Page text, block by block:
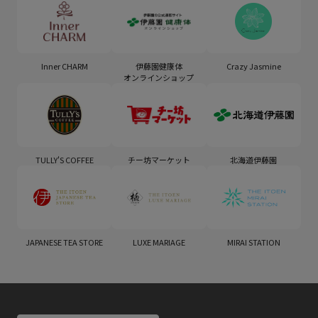
Inner CHARM
伊藤園健康体
オンラインショップ
Crazy Jasmine
TULLY'S COFFEE チー坊マーケット 北海道伊藤園
JAPANESE TEA STORE LUXE MARIAGE MIRAI STATION